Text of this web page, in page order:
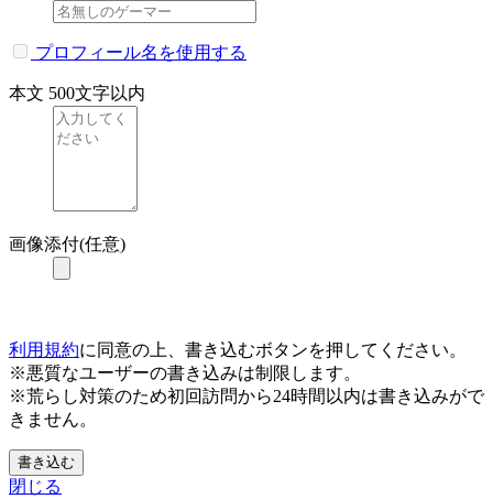
プロフィール名を使用する
本文 500文字以内
画像添付(任意)
利用規約に同意の上、書き込むボタンを押してください。
※悪質なユーザーの書き込みは制限します。
※荒らし対策のため初回訪問から24時間以内は書き込みがで
きません。
書き込む
閉じる